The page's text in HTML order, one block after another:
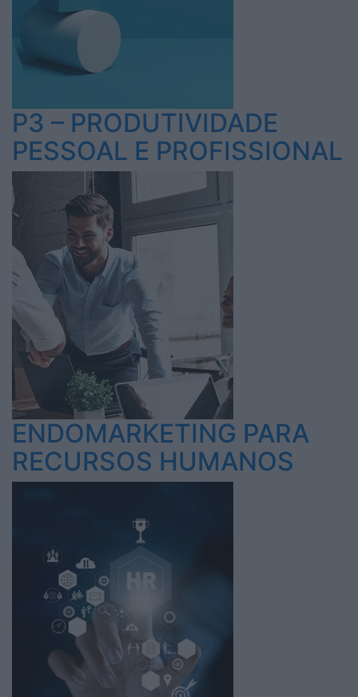
P3 – PRODUTIVIDADE
PESSOAL E PROFISSIONAL
ENDOMARKETING PARA
RECURSOS HUMANOS